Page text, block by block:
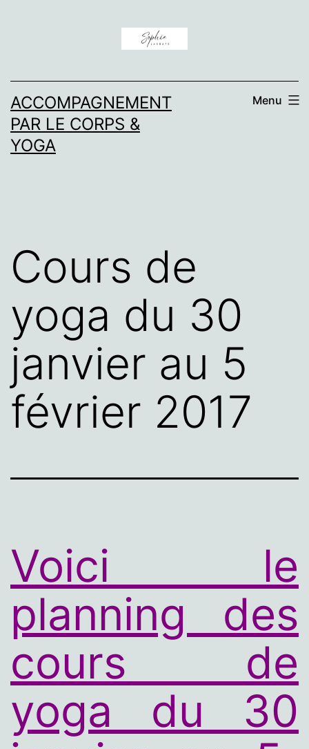
ACCOMPAGNEMENT
PAR LE CORPS &
YOGA
Menu
Cours de
yoga du 30
janvier au 5
février 2017
Voici le
planning des
cours de
yoga du 30